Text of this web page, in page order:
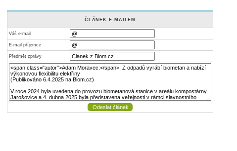
ČLÁNEK E-MAILEM
Váš e-mail
E-mail příjemce
Předmět zprávy